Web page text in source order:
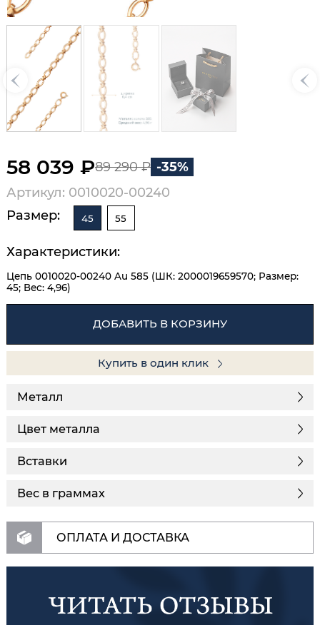
58 039 ₽89 290 ₽ -35%
Артикул: 0010020-00240
Размер:
45 55
Характеристики:
Цепь 0010020-00240 Au 585 (ШК: 2000019659570; Размер:
45; Вес: 4,96)
ДОБАВИТЬ В КОРЗИНУ
Купить в один клик
Металл
Цвет металла
Вставки
Вес в граммах
ОПЛАТА И ДОСТАВКА